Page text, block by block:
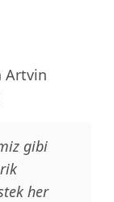
Artvin
gibi
her